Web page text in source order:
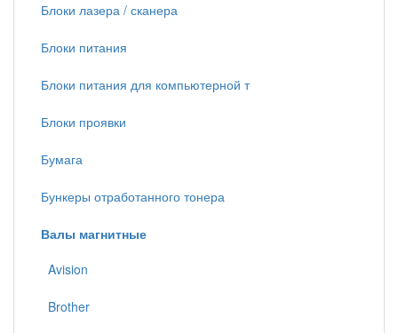
Блоки лазера / сканера
Блоки питания
Блоки питания для компьютерной т
Блоки проявки
Бумага
Бункеры отработанного тонера
Валы магнитные
Avision
Brother